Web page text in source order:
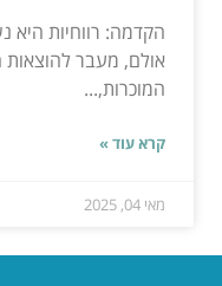
הקדמה: רווחיות היא
אולם, מעבר
המוכרות,...
קרא עוד »
מאי 04, 2025